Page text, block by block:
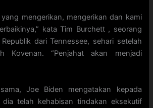
mengerikan, mengerikan dan kami
kata Tim Burchett , seorang
dari Tennessee, sehari setelah
Kovenan. “Penjahat akan menjadi
Joe Biden mengatakan kepada
telah kehabisan tindakan eksekutif